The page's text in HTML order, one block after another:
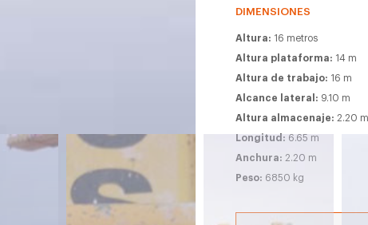
DIMENSIONES
Altura: 16 metros
Altura plataforma: 14 m
Altura de trabajo: 16 m
Alcance lateral: 9.10 m
Altura almacenaje:2.20 m
Longitud: 6.65 m
Anchura:2.20 m
Peso: 6850 kg